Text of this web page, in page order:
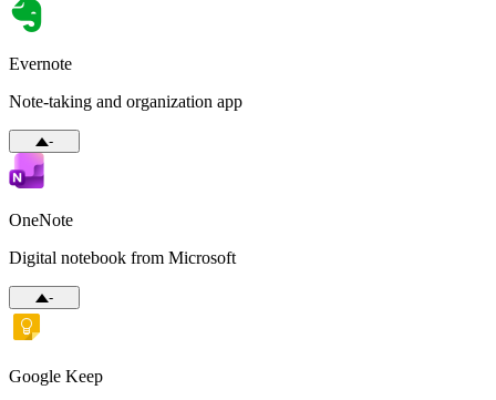
Evernote
Note-taking and organization app
-
OneNote
Digital notebook from Microsoft
-
Google Keep